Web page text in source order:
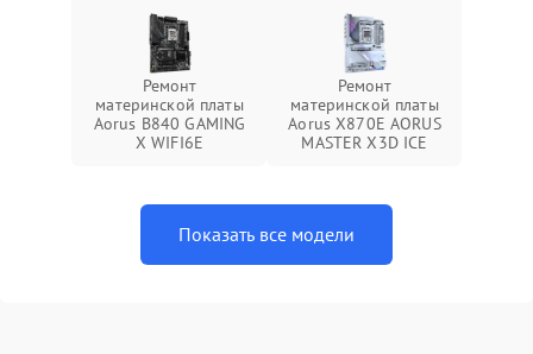
Ремонт
материнской платы
Aorus B840 GAMING
X WIFI6E
Ремонт
материнской платы
Aorus X870E AORUS
MASTER X3D ICE
Показать все модели